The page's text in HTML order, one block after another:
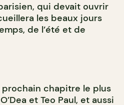
qui devait ouvrir
les beaux jours
de l’été et de
prochain chapitre le plus
et Teo Paul, et aussi